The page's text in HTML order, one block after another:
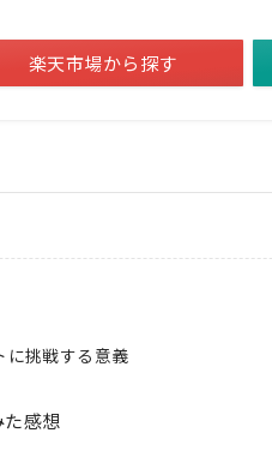
楽天市場から探す
に挑戦する意義
感想